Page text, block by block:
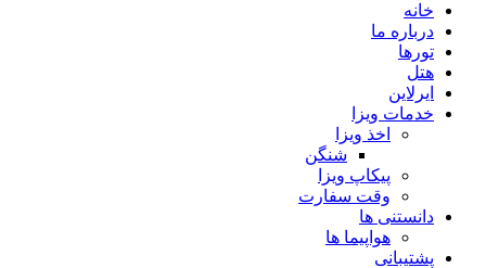
خانه
درباره ما
تورها
هتل
ایرلاین
خدمات ویزا
اخذ ویزا
شنگن
پیکاپ ویزا
وقت سفارت
دانستنی ها
هواپیما ها
پشتیبانی